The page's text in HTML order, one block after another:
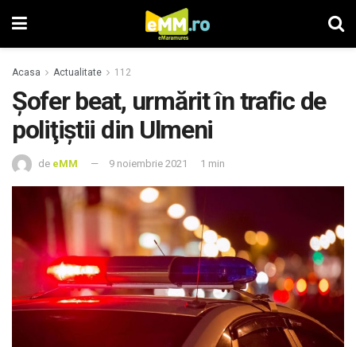
Acasa Actualitate 112
Şofer beat, urmărit în trafic de
poliţiştii din Ulmeni
de eMM 9 noiembrie 2021 1 min